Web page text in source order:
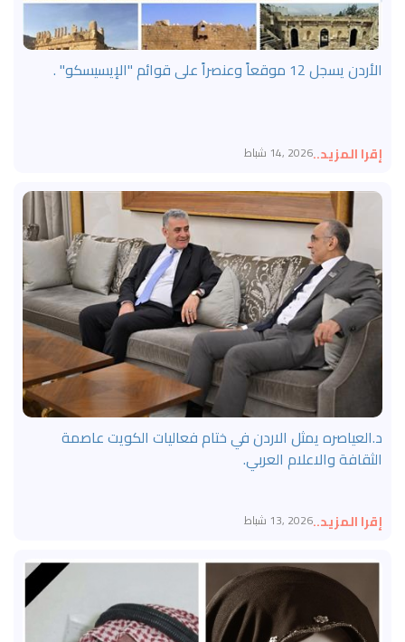
الأردن يسجل 12 موقعاً وعنصراً على قوائم "الإيسيسكو" .
2026 ,14 شباطإقرا المزيد..
د.العياصره يمثل الاردن في ختام فعاليات الكويت عاصمة
الثقافة والاعلام العربي.
2026 ,13 شباطإقرا المزيد..